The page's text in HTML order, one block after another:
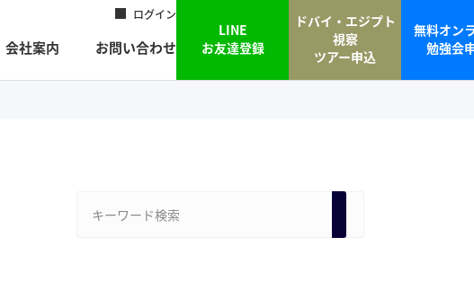
ログイン
会社案内 お問い合わせ
LINE
お友達登録
ドバイ・エジプト
視察
ツアー申込
無料オン
勉強会